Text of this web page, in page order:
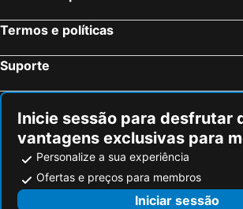
Colmar, Alsácia Hotéis
Termos e políticas
Suporte
Inicie sessão para desfrutar
vantagens exclusivas para
Personalize a sua experiência
Ofertas e preços para membros
Iniciar sessão